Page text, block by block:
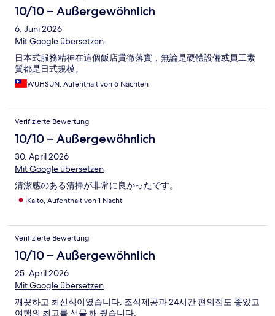
10/10 – Außergewöhnlich
6. Juni 2026
Mit Google übersetzen
日本式服務精神在這個飯店貫徹落實，無論是硬體設備或員工素
質都是日式規模。
WUHSUN, Aufenthalt von 6 Nächten
Verifizierte Bewertung
10/10 – Außergewöhnlich
30. April 2026
Mit Google übersetzen
清潔感のある清掃が非常に良かったです。
Kaito, Aufenthalt von 1 Nacht
Verifizierte Bewertung
10/10 – Außergewöhnlich
25. April 2026
Mit Google übersetzen
깨끗하고 최신식이였습니다. 조식제공과 24시간 편의점도 좋았고
여행의 최고를 선물 해 줬습니다.